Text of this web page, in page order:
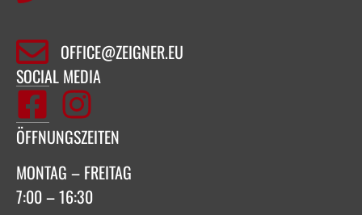
OFFICE@ZEIGNER.EU
SOCIAL MEDIA
ÖFFNUNGSZEITEN
MONTAG – FREITAG
7:00 – 16:30